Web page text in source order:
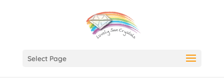
Select Page